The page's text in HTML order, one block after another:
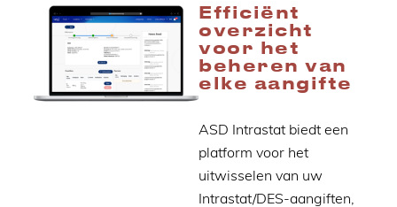
Efficiënt
overzicht
voor het
beheren van
elke aangifte
ASD Intrastat biedt een
platform voor het
uitwisselen van uw
Intrastat/DES-aangiften,